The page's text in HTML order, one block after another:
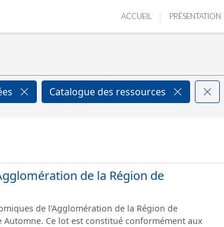
ACCUEIL PRÉSENTATION
Catalogue des ressources
de la Région de
de l'Agglomération de la Région de
Automne. Ce lot est constitué conformément aux